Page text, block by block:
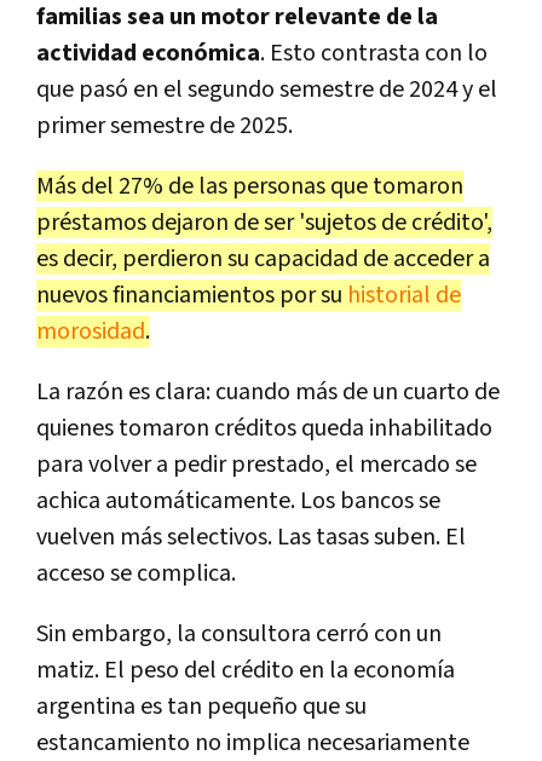
familias sea un motor relevante de la
actividad económica. Esto contrasta con lo
que pasó en el segundo semestre de 2024 y el
primer semestre de 2025.
Más del 27% de las personas que tomaron
préstamos dejaron de ser 'sujetos de crédito',
es decir, perdieron su capacidad de acceder a
nuevos financiamientos por su historial de
morosidad.
La razón es clara: cuando más de un cuarto de
quienes tomaron créditos queda inhabilitado
para volver a pedir prestado, el mercado se
achica automáticamente. Los bancos se
vuelven más selectivos. Las tasas suben. El
acceso se complica.
Sin embargo, la consultora cerró con un
matiz. El peso del crédito en la economía
argentina es tan pequeño que su
estancamiento no implica necesariamente